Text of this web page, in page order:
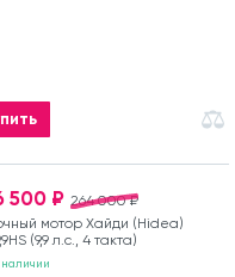
264 000 ₽
500 ₽
мотор Хайди (Hidea)
(9,9 л.с., 4 такта)
наличии